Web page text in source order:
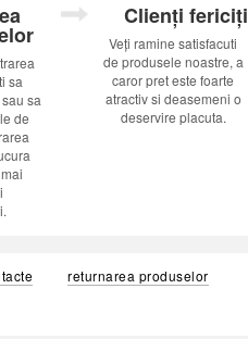
sa
sa
de
Clienți fericiți
Veți ramine satisfacuti
de produsele noastre, a
caror pret este foarte
atractiv si deasemeni o
deservire placuta.
returnarea produselor